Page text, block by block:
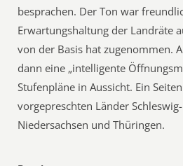
besprachen. Der Ton war
Erwartungshaltung der Landräte
von der Basis hat zugenommen.
dann eine „intelligente
Stufenpläne in Aussicht. Ein
vorgepreschten Länder
Niedersachsen und Thüringen.